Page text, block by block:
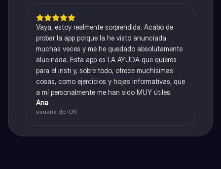
Vaya, estoy realmente sorprendida. Acabo de
probar la app porque la he visto anunciada
muchas veces y me he quedado absolutamente
alucinada. Esta app es LA AYUDA que quieres
para el insti y, sobre todo, ofrece muchísimas
cosas, como ejercicios y hojas informativas, que
a mí personalmente me han sido MUY útiles.
Ana
usuaria de iOS